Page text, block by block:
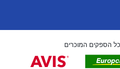
כל הספקים המוכרים